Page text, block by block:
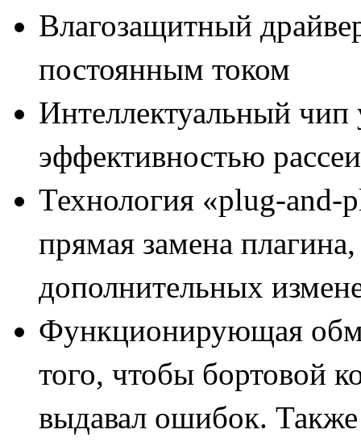
Влагозащитный
постоянным током
Интеллектуальный чип
эффективностью
Технология «plug-and-
прямая замена
дополнительных
Функционирующая
того, чтобы бортовой
выдавал ошибок. Также